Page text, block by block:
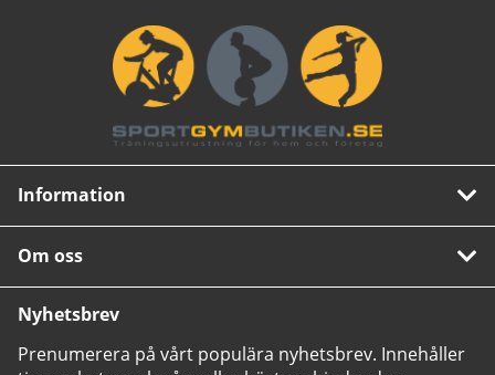
Information
Om oss
Nyhetsbrev
Prenumerera på vårt populära nyhetsbrev. Innehåller